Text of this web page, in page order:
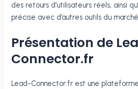
des retours d’utilisateurs réels, ainsi
précise avec d’autres outils du
Présentation de
Connector.fr
Lead-Connector.fr est une